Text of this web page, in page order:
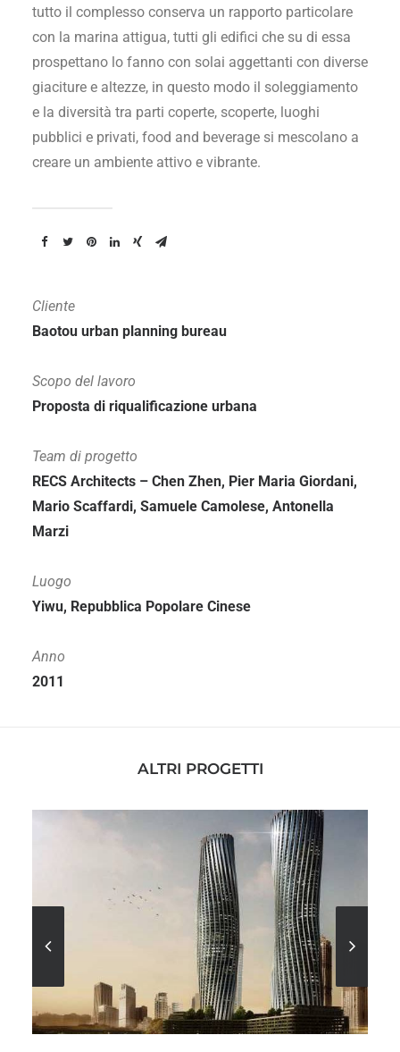
tutto il complesso conserva un rapporto particolare
con la marina attigua, tutti gli edifici che su di essa
prospettano lo fanno con solai aggettanti con diverse
giaciture e altezze, in questo modo il soleggiamento
e la diversità tra parti coperte, scoperte, luoghi
pubblici e privati, food and beverage si mescolano a
creare un ambiente attivo e vibrante.
Cliente
Baotou urban planning bureau
Scopo del lavoro
Proposta di riqualificazione urbana
Team di progetto
RECS Architects – Chen Zhen, Pier Maria Giordani,
Mario Scaffardi, Samuele Camolese, Antonella
Marzi
Luogo
Yiwu, Repubblica Popolare Cinese
Anno
2011
ALTRI PROGETTI